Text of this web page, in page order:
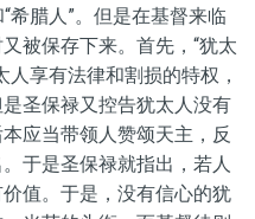
“希腊人”。但是在基督来临
被保存下来。首先，“犹太
人享有法律和割损的特权，
圣保禄又控告犹太人没有
应当带领人赞颂天主，反
于是圣保禄就指出，若人
值。于是，没有信心的犹